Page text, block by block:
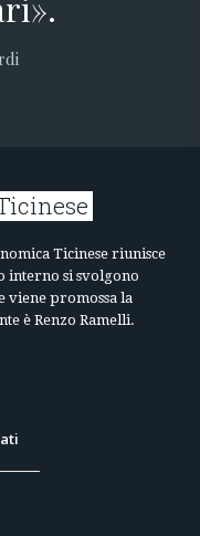
Ticinese riunisce
interno si svolgono
viene promossa la
è Renzo Ramelli.